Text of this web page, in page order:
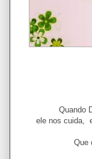
Quando
ele nos cuida,
Que